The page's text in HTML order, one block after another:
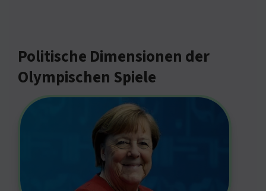
Politische Dimensionen der
Olympischen Spiele